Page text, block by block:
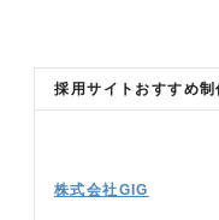
採用サイトおすすめ制
株式会社GIG